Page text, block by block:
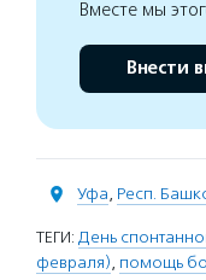
Вместе мы
Внести
Уфа, Респ.
ТЕГИ: День
февраля), помощь